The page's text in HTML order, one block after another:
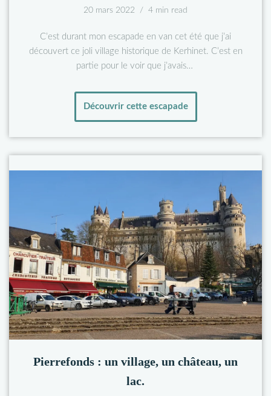
20 mars 2022 4 min read
C’est durant mon escapade en van cet été que j’ai
découvert ce joli village historique de Kerhinet. C’est en
partie pour le voir que j’avais…
Découvrir cette escapade
Pierrefonds : un village, un château, un
lac.